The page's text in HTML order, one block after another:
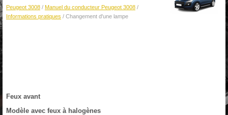
Peugeot 3008 / Manuel du conducteur Peugeot 3008 /
Informations pratiques / Changement d'une lampe
Feux avant
Modèle avec feux à halogènes